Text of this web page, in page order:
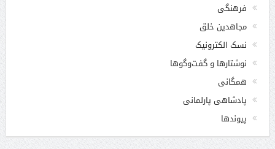
فرهنگی
مجاهدین خلق
نسک الکترونیک
نوشتارها و گفت‌وگوها
همگانی
پادشاهی پارلمانی
پیوندها